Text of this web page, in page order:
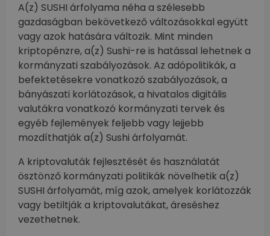
A(z) SUSHI árfolyama néha a szélesebb
gazdaságban bekövetkező változásokkal együtt
vagy azok hatására változik. Mint minden
kriptopénzre, a(z) Sushi-re is hatással lehetnek a
kormányzati szabályozások. Az adópolitikák, a
befektetésekre vonatkozó szabályozások, a
bányászati korlátozások, a hivatalos digitális
valutákra vonatkozó kormányzati tervek és
egyéb fejlemények feljebb vagy lejjebb
mozdíthatják a(z) Sushi árfolyamát.
A kriptovaluták fejlesztését és használatát
ösztönző kormányzati politikák növelhetik a(z)
SUSHI árfolyamát, míg azok, amelyek korlátozzák
vagy betiltják a kriptovalutákat, áreséshez
vezethetnek.